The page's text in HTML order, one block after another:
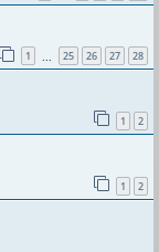
1 25 26 27 28
1 2
1 2